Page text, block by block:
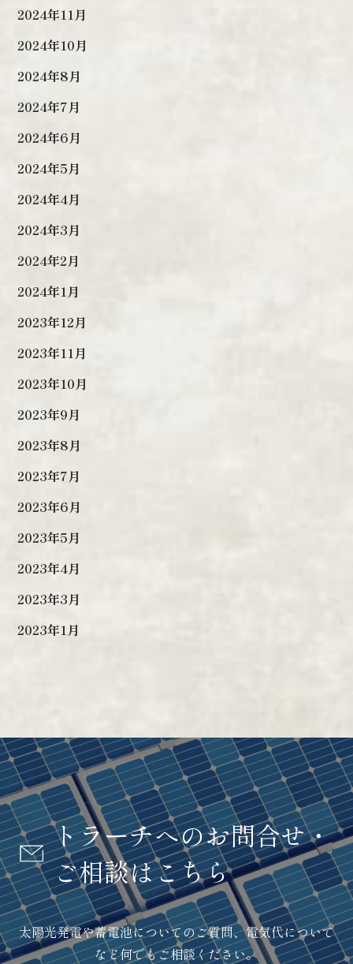
2024年11月
2024年10月
2024年8月
2024年7月
2024年6月
2024年5月
2024年4月
2024年3月
2024年2月
2024年1月
2023年12月
2023年11月
2023年10月
2023年9月
2023年8月
2023年7月
2023年6月
2023年5月
2023年4月
2023年3月
2023年1月
トラーチへのお問合せ・
ご相談はこちら
太陽光発電や蓄電池についてのご質問、電気代について
など何でもご相談ください。